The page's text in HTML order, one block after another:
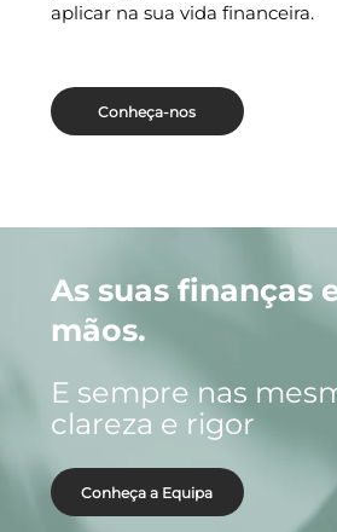
aplicar na sua vida financeira.
Conheça-nos
As suas finanças
mãos.
E sempre nas
clareza e rigor
Conheça a Equipa